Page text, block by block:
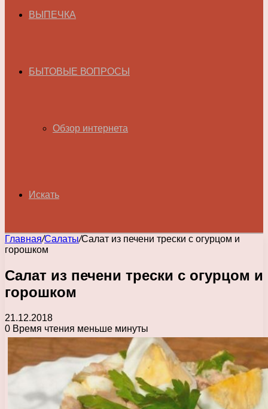
ВЫПЕЧКА
БЫТОВЫЕ ВОПРОСЫ
Обзор интернета
Искать
Главная/Салаты/Салат из печени трески с огурцом и
горошком
Салат из печени трески с огурцом и
горошком
21.12.2018
0 Время чтения меньше минуты